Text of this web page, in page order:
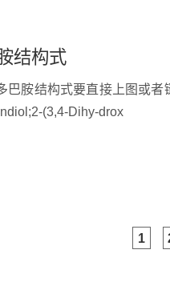
结构式
巴胺结构式要直接上图或
(3,4-Dihy-drox
1